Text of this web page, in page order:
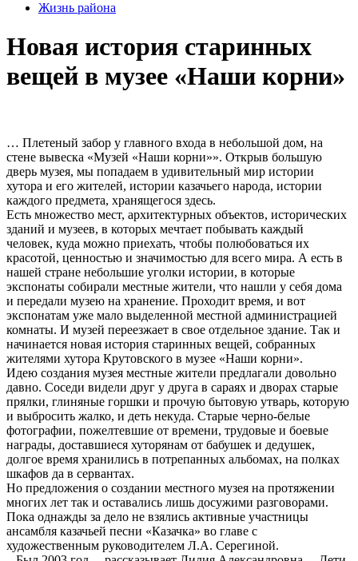
Жизнь района
Новая история старинных
вещей в музее «Наши корни»
… Плетеный забор у главного входа в небольшой дом, на
стене вывеска «Музей «Наши корни»». Открыв большую
дверь музея, мы попадаем в удивительный мир истории
хутора и его жителей, истории казачьего народа, истории
каждого предмета, хранящегося здесь.
Есть множество мест, архитектурных объектов, исторических
зданий и музеев, в которых мечтает побывать каждый
человек, куда можно приехать, чтобы полюбоваться их
красотой, ценностью и значимостью для всего мира. А есть в
нашей стране небольшие уголки истории, в которые
экспонаты собирали местные жители, что нашли у себя дома
и передали музею на хранение. Проходит время, и вот
экспонатам уже мало выделенной местной администрацией
комнаты. И музей переезжает в свое отдельное здание. Так и
начинается новая история старинных вещей, собранных
жителями хутора Крутовского в музее «Наши корни».
Идею создания музея местные жители предлагали довольно
давно. Соседи видели друг у друга в сараях и дворах старые
прялки, глиняные горшки и прочую бытовую утварь, которую
и выбросить жалко, и деть некуда. Старые черно-белые
фотографии, пожелтевшие от времени, трудовые и боевые
награды, доставшиеся хуторянам от бабушек и дедушек,
долгое время хранились в потрепанных альбомах, на полках
шкафов да в сервантах.
Но предложения о создании местного музея на протяжении
многих лет так и оставались лишь досужими разговорами.
Пока однажды за дело не взялись активные участницы
ансамбля казачьей песни «Казачка» во главе с
художественным руководителем Л.А. Серегиной.